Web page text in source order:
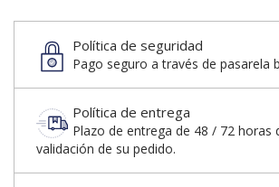
Política de seguridad
Pago seguro a través de pasarela
Política de entrega
Plazo de entrega de 48 / 72 horas
validación de su pedido.